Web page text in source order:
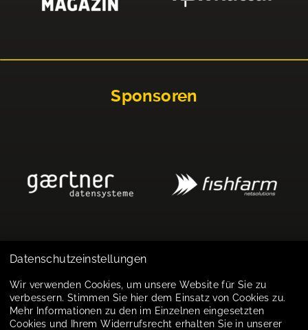
Sponsoren
Impressum
Datenschutz
Datenschutzeinstellungen
Wir verwenden Cookies, um unsere Website für Sie zu
verbessern. Stimmen Sie hier dem Einsatz von Cookies zu.
Mehr Informationen zu den im Einzelnen eingesetzten
Cookies und Ihrem Widerrufsrecht erhalten Sie in unserer